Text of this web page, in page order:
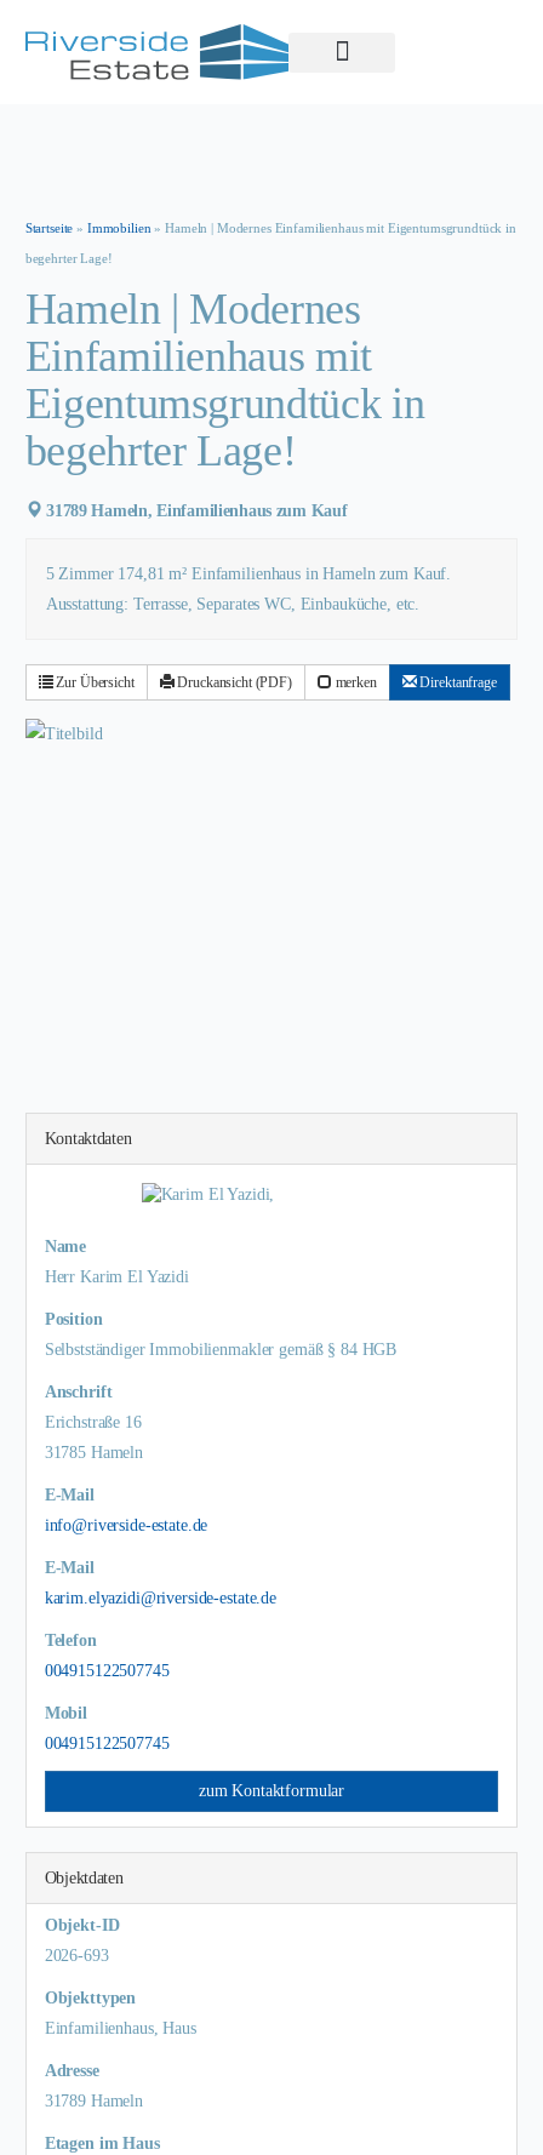
Startseite » Immobilien »Hameln | Modernes Einfamilienhaus mit Eigentumsgrundtück in
begehrter Lage!
Hameln | Modernes
Einfamilienhaus mit
Eigentumsgrundtück in
begehrter Lage!
31789 Hameln, Einfamilienhaus zum Kauf
5 Zimmer 174,81 m² Einfamilienhaus in Hameln zum Kauf.
Ausstattung: Terrasse, Separates WC, Einbauküche, etc.
Zur Übersicht Druckansicht (PDF) merken Direktanfrage
Kontaktdaten
Name
Herr Karim El Yazidi
Position
Selbstständiger Immobilienmakler gemäß § 84 HGB
Anschrift
Erichstraße 16
31785 Hameln
E-Mail
info@riverside-estate.de
E-Mail
karim.elyazidi@riverside-estate.de
Telefon
004915122507745
Mobil
004915122507745
zum Kontaktformular
Objektdaten
Objekt-ID
2026-693
Objekttypen
Einfamilienhaus, Haus
Adresse
31789 Hameln
Etagen im Haus